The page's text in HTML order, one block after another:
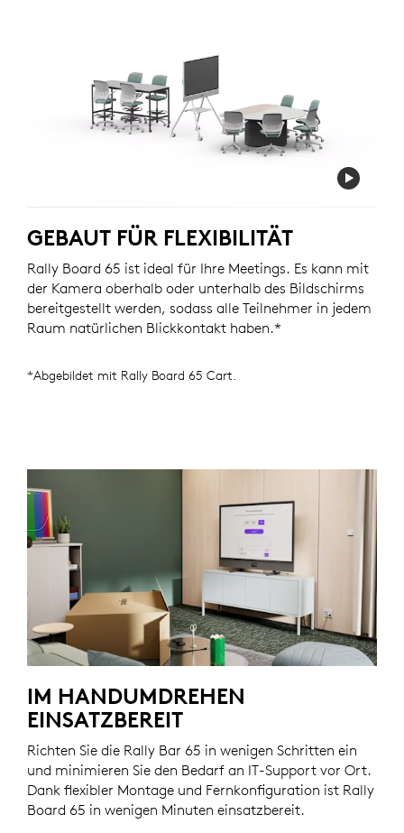
GEBAUT FÜR FLEXIBILITÄT
Rally Board 65 ist ideal für Ihre Meetings. Es kann mit
der Kamera oberhalb oder unterhalb des Bildschirms
bereitgestellt werden, sodass alle Teilnehmer in jedem
Raum natürlichen Blickkontakt haben.*
*Abgebildet mit Rally Board 65 Cart.
IM HANDUMDREHEN
EINSATZBEREIT
Richten Sie die Rally Bar 65 in wenigen Schritten ein
und minimieren Sie den Bedarf an IT-Support vor Ort.
Dank flexibler Montage und Fernkonfiguration ist Rally
Board 65 in wenigen Minuten einsatzbereit.